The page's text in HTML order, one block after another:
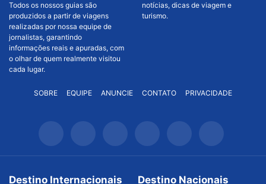
Todos os nossos guias são
produzidos a partir de viagens
realizadas por nossa equipe de
jornalistas, garantindo
informações reais e apuradas, com
o olhar de quem realmente visitou
cada lugar.
notícias, dicas de viagem e
turismo.
SOBRE EQUIPE ANUNCIE CONTATO PRIVACIDADE
Destino Internacionais Destino Nacionais